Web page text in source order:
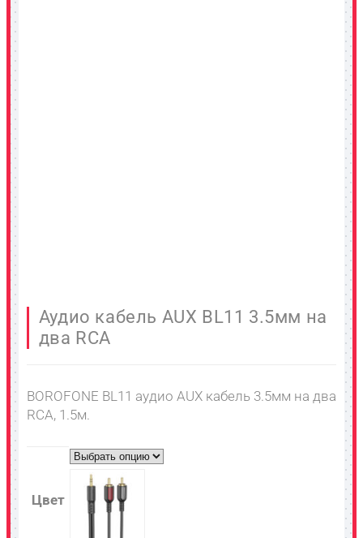
Аудио кабель AUX BL11 3.5мм на
два RCA
BOROFONE BL11 аудио AUX кабель 3.5мм на два
RCA, 1.5м.
Цвет